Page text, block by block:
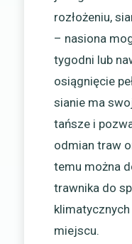
rozłożeniu,
– nasiona
tygodni lub
osiągnięcie
sianie ma
tańsze i
odmian traw
temu można
trawnika do
miejscu.